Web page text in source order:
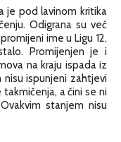
je pod lavinom kritika
Odigrana su već
ime u Ligu 12,
Promijenjen je i
na kraju ispada iz
ispunjeni zahtjevi
a čini se ni
stanjem nisu